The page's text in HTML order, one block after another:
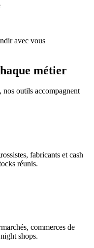
avec vous
métier
nos outils accompagnent
fabricants et cash
réunis.
commerces de
shops.